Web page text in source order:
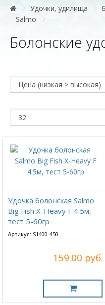
Удочки, удилища
Salmo
Болонские
Удочка болонская Salmo
Big Fish X-Heavy F 4.5м,
тест 5-60гр
Артикул: S1400-450
159.00 руб.